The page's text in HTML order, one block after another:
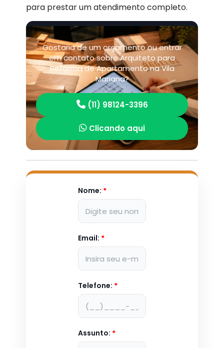
para prestar um atendimento completo.
Gostaria de um orçamento ou entrar
em contato sobre Arquiteto para
Reforma de Apartamento na Vila
Mariana?
(11) 98124-3396
Clicando aqui
Nome: *
Email: *
Telefone: *
Assunto: *